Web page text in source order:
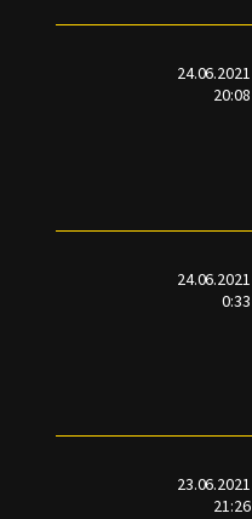
24.06.2021
20:08
24.06.2021
0:33
23.06.2021
21:26